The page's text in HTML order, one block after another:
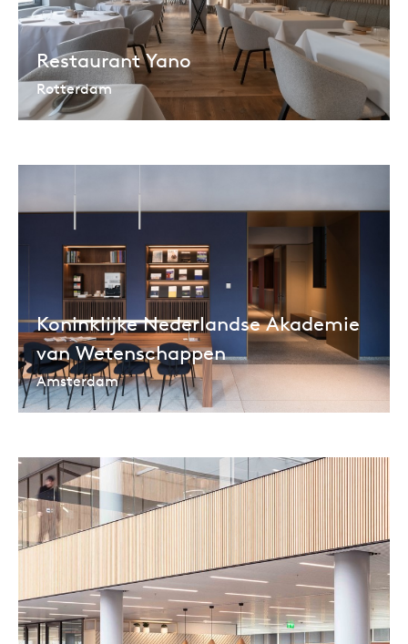
Restaurant Yano
Rotterdam
Koninklijke Nederlandse Akademie
van Wetenschappen
Amsterdam